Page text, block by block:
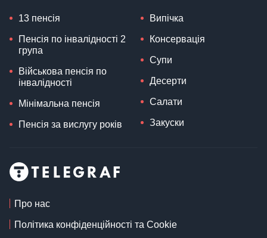
13 пенсія
Пенсія по інвалідності 2
група
Військова пенсія по
інвалідності
Мінімальна пенсія
Пенсія за вислугу років
Випічка
Консервація
Супи
Десерти
Салати
Закуски
Про нас
Політика конфіденційності та Cookie